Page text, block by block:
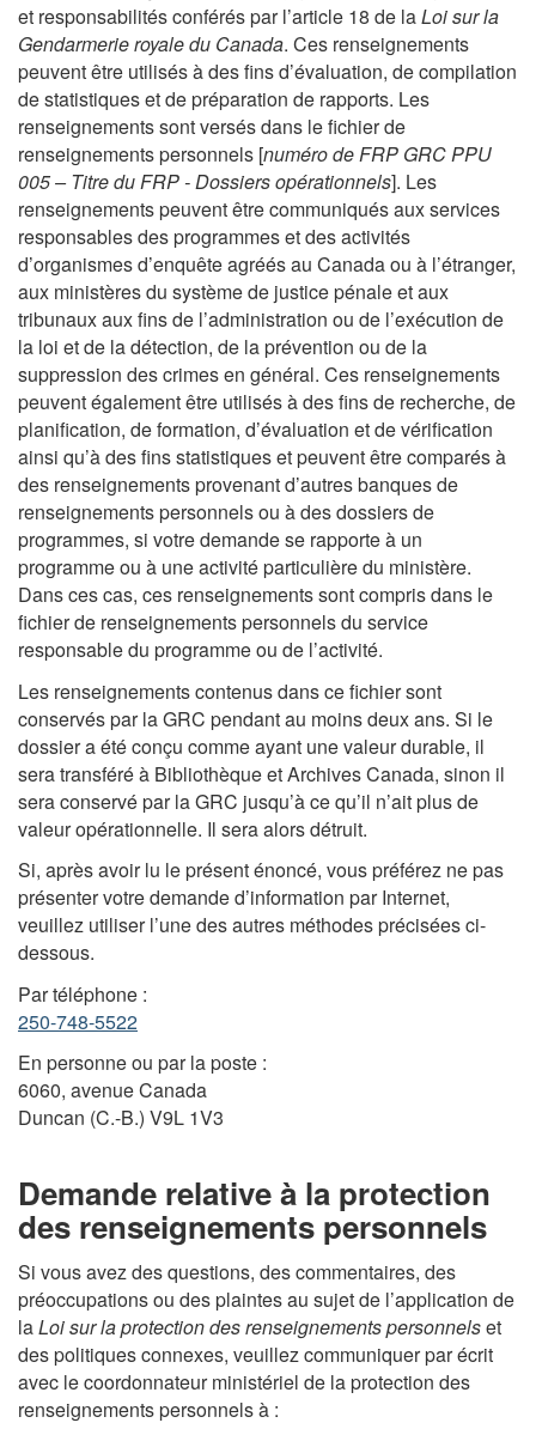
e
et responsabilités conférés par l’article 18 de laLoi sur la
Gendarmerie royale du Canada. Ces renseignements
peuvent être utilisés à des fins d’évaluation, de compilation
de statistiques et de préparation de rapports. Les
renseignements sont versés dans le fichier de
renseignements personnels [numéro de FRP GRC PPU
005 – Titre du FRP - Dossiers opérationnels]. Les
renseignements peuvent être communiqués aux services
responsables des programmes et des activités
d’organismes d’enquête agréés au Canada ou à l’étranger,
aux ministères du système de justice pénale et aux
tribunaux aux fins de l’administration ou de l’exécution de
la loi et de la détection, de la prévention ou de la
suppression des crimes en général. Ces renseignements
peuvent également être utilisés à des fins de recherche, de
planification, de formation, d’évaluation et de vérification
ainsi qu’à des fins statistiques et peuvent être comparés à
des renseignements provenant d’autres banques de
renseignements personnels ou à des dossiers de
programmes, si votre demande se rapporte à un
programme ou à une activité particulière du ministère.
Dans ces cas, ces renseignements sont compris dans le
fichier de renseignements personnels du service
responsable du programme ou de l’activité.
Les renseignements contenus dans ce fichier sont
conservés par la GRC pendant au moins deux ans. Si le
dossier a été conçu comme ayant une valeur durable, il
sera transféré à Bibliothèque et Archives Canada, sinon il
sera conservé par la GRC jusqu’à ce qu’il n’ait plus de
valeur opérationnelle. Il sera alors détruit.
Si, après avoir lu le présent énoncé, vous préférez ne pas
présenter votre demande d’information par Internet,
veuillez utiliser l’une des autres méthodes précisées ci-
dessous.
Par téléphone :
250-748-5522
En personne ou par la poste :
6060, avenue Canada
Duncan (C.-B.) V9L 1V3
Demande relative à la protection
des renseignements personnels
Si vous avez des questions, des commentaires, des
préoccupations ou des plaintes au sujet de l’application de
laLoi sur la protection des renseignements personnelset
des politiques connexes, veuillez communiquer par écrit
avec le coordonnateur ministériel de la protection des
renseignements personnels à :